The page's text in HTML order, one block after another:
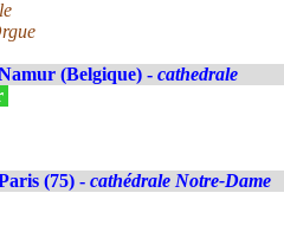
(Belgique) - cathedrale
(75) - cathédrale Notre-Dame